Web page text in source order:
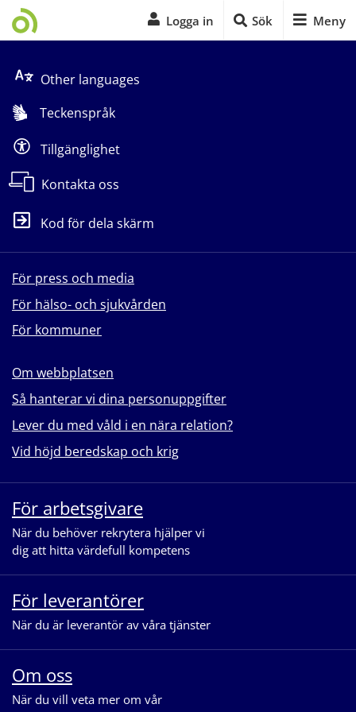
Logga in Sök Meny
Other languages
Teckenspråk
Tillgänglighet
Kontakta oss
Kod för dela skärm
För press och media
För hälso- och sjukvården
För kommuner
Om webbplatsen
Så hanterar vi dina personuppgifter
Lever du med våld i en nära relation?
Vid höjd beredskap och krig
För arbetsgivare
När du behöver rekrytera hjälper vi
dig att hitta värdefull kompetens
För leverantörer
När du är leverantör av våra tjänster
Om oss
När du vill veta mer om vår